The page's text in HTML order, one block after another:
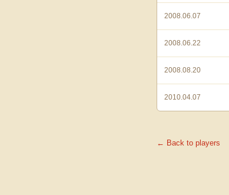
2008.06.07
2008.06.22
2008.08.20
2010.04.07
← Back to players